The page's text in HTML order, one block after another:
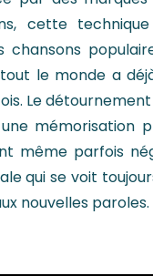
cette
chansons
le monde a
Le
mémorisation
même parfois
qui se voit
nouvelles paroles.